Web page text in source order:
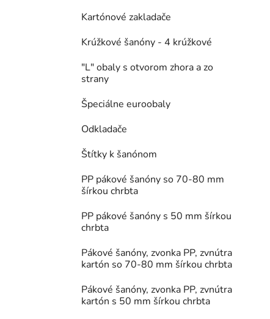
Kartónové zakladače
Krúžkové šanóny - 4 krúžkové
"L" obaly s otvorom zhora a zo
strany
Špeciálne euroobaly
Odkladače
Štítky k šanónom
PP pákové šanóny so 70-80 mm
šírkou chrbta
PP pákové šanóny s 50 mm šírkou
chrbta
Pákové šanóny, zvonka PP, zvnútra
kartón so 70-80 mm šírkou chrbta
Pákové šanóny, zvonka PP, zvnútra
kartón s 50 mm šírkou chrbta